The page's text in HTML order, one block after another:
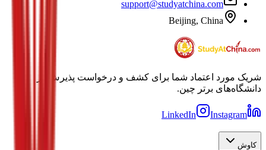
support@studyatchina.com
Beijing, China
شریک مورد اعتماد شما برای کشف و درخواست پذیرش در
دانشگاه‌های برتر چین.
LinkedIn Instagram
کاوش